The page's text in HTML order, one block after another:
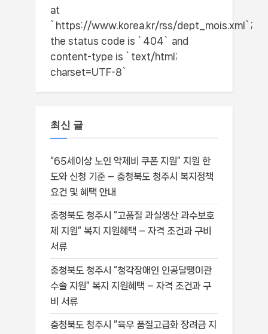
at
`https://www.korea.kr/rss/dept_mois.xml`;
the status code is `404` and
content-type is `text/html;
charset=UTF-8`
최신 글
“65세이상 노인 약제비 쿠폰 지원” 지원 한
도와 신청 기준 – 충청북도 청주시 복지정책
요건 및 혜택 안내
충청북도 청주시 “고품질 과실생산 과수보호
제 지원” 복지 지원혜택 – 자격 조건과 구비
서류
충청북도 청주시 “청각장애인 인공달팽이관
수술 지원” 복지 지원혜택 – 자격 조건과 구
비 서류
충청북도 청주시 “육우 품질고급화 장려금 지